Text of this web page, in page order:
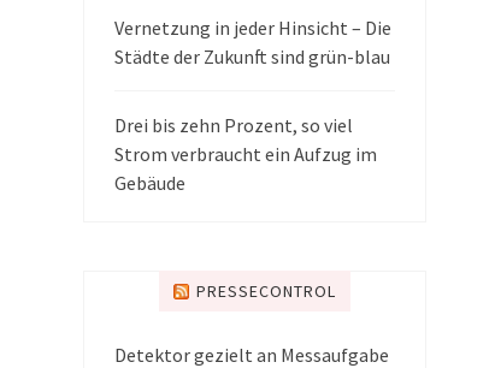
Vernetzung in jeder Hinsicht – Die
Städte der Zukunft sind grün-blau
Drei bis zehn Prozent, so viel
Strom verbraucht ein Aufzug im
Gebäude
PRESSECONTROL
Detektor gezielt an Messaufgabe